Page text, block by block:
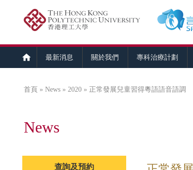
最新消息 關於我們 專科治療計劃
您在這裡
首頁 » News » 2020 » 正常發展兒童習得粵語語音語調
News
查詢及預約